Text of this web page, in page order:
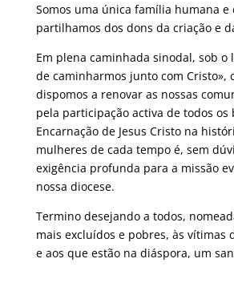
Somos uma única família humana e
partilhamos dos dons da criação e
Em plena caminhada sinodal, sob o
de caminharmos junto com Cristo»,
dispomos a renovar as nossas
pela participação activa de todos os
Encarnação de Jesus Cristo na
mulheres de cada tempo é, sem
exigência profunda para a missão
nossa diocese.
Termino desejando a todos,
mais excluídos e pobres, às vítimas
e aos que estão na diáspora, um